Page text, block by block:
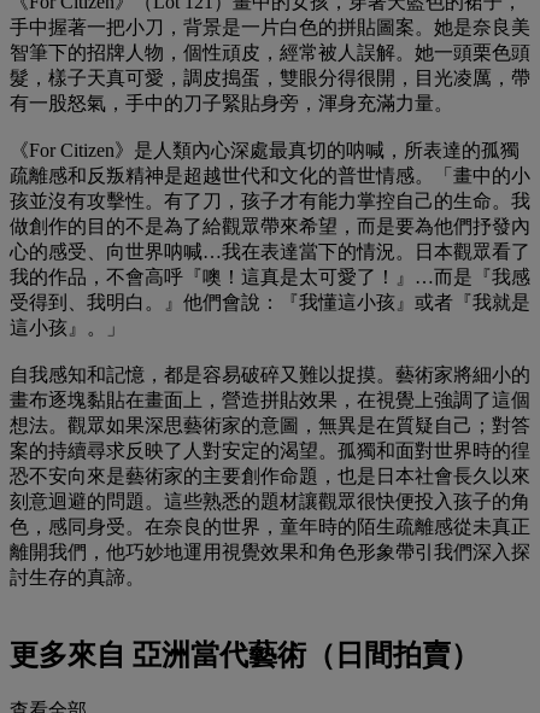
手中握著一把小刀，背景是一片白色的拼貼圖案。她是奈良美
智筆下的招牌人物，個性頑皮，經常被人誤解。她一頭栗色頭
髮，樣子天真可愛，調皮搗蛋，雙眼分得很開，目光凌厲，帶
有一股怒氣，手中的刀子緊貼身旁，渾身充滿力量。
《For Citizen》是人類內心深處最真切的呐喊，所表達的孤獨
疏離感和反叛精神是超越世代和文化的普世情感。「畫中的小
孩並沒有攻擊性。有了刀，孩子才有能力掌控自己的生命。我
做創作的目的不是為了給觀眾帶來希望，而是要為他們抒發內
心的感受、向世界呐喊…我在表達當下的情況。日本觀眾看了
我的作品，不會高呼『噢！這真是太可愛了！』…而是『我感
受得到、我明白。』他們會說：『我懂這小孩』或者『我就是
這小孩』。」
自我感知和記憶，都是容易破碎又難以捉摸。藝術家將細小的
畫布逐塊黏貼在畫面上，營造拼貼效果，在視覺上強調了這個
想法。觀眾如果深思藝術家的意圖，無異是在質疑自己；對答
案的持續尋求反映了人對安定的渴望。孤獨和面對世界時的徨
恐不安向來是藝術家的主要創作命題，也是日本社會長久以來
刻意迴避的問題。這些熟悉的題材讓觀眾很快便投入孩子的角
色，感同身受。在奈良的世界，童年時的陌生疏離感從未真正
離開我們，他巧妙地運用視覺效果和角色形象帶引我們深入探
討生存的真諦。
更多來自 亞洲當代藝術（日間拍賣）